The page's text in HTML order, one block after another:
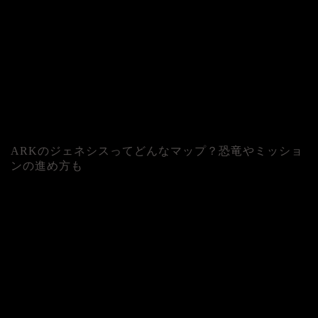
ARKのジェネシスってどんなマップ？恐竜やミッショ
ンの進め方も